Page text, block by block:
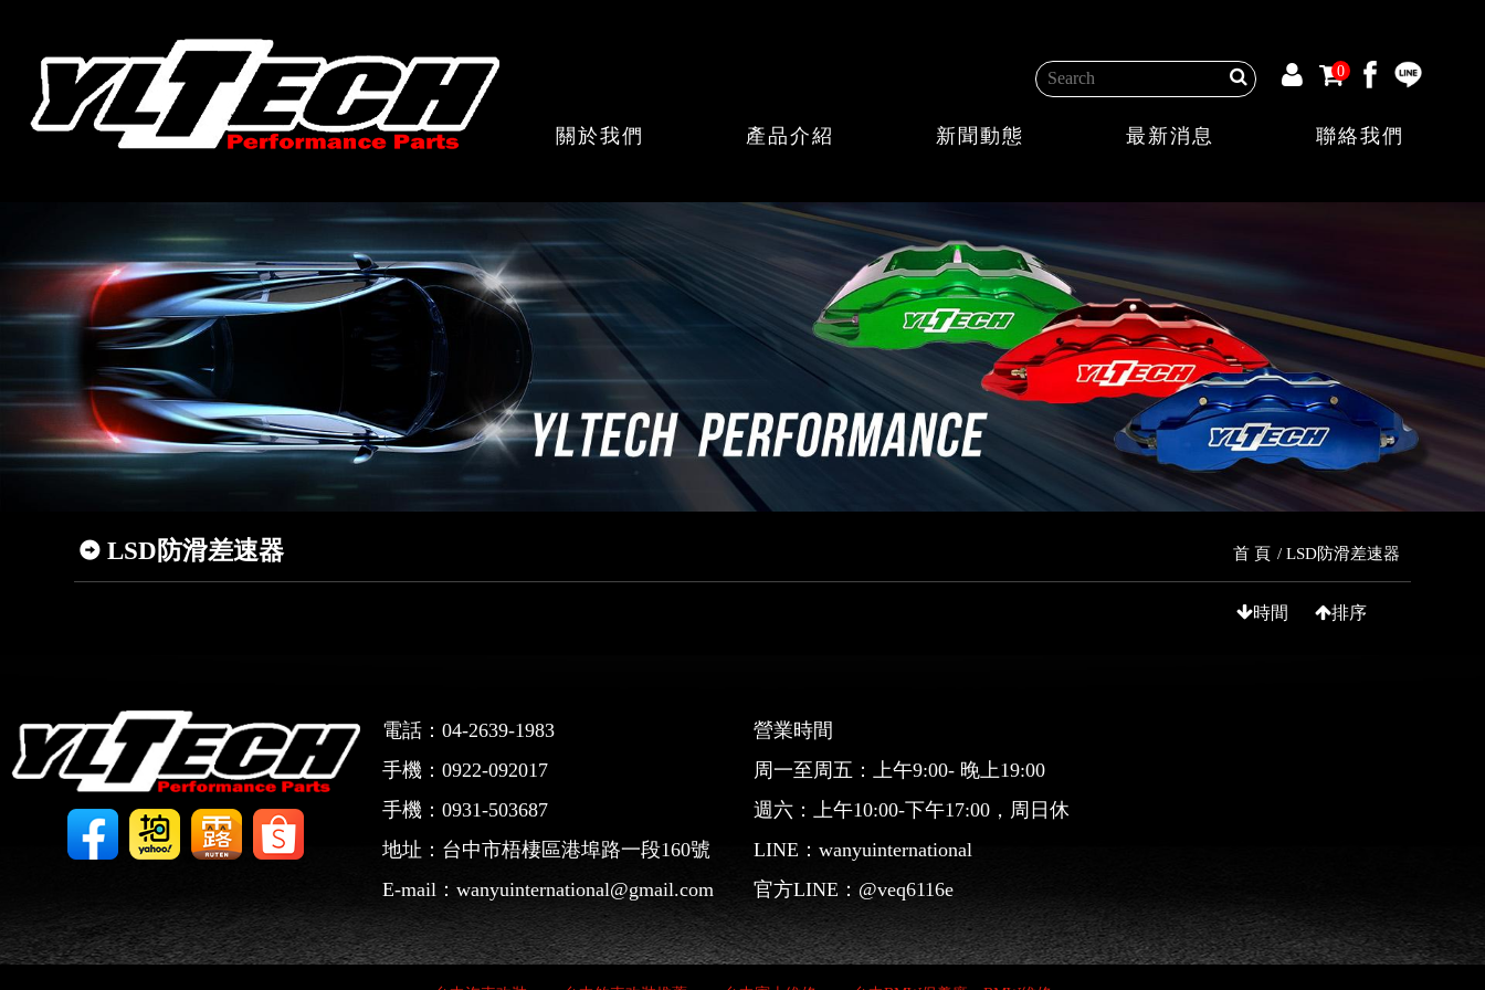
0
關於我們 產品介紹 新聞動態 最新消息 聯絡我們
LSD防滑差速器 首 頁 LSD防滑差速器
時間 排序
電話：04-2639-1983
手機：0922-092017
手機：0931-503687
地址：台中市梧棲區港埠路一段160號
E-mail：wanyuinternational@gmail.com
營業時間
周一至周五：上午9:00- 晚上19:00
週六：上午10:00-下午17:00，周日休
LINE： wanyuinternational
官方LINE： @veq6116e